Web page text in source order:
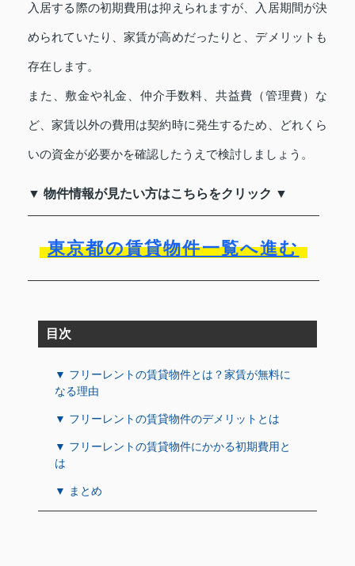
入居する際の初期費用は抑えられますが、入居期間が決
められていたり、家賃が高めだったりと、デメリットも
存在します。
また、敷金や礼金、仲介手数料、共益費（管理費）な
ど、家賃以外の費用は契約時に発生するため、どれくら
いの資金が必要かを確認したうえで検討しましょう。
▼ 物件情報が見たい方はこちらをクリック ▼
東京都の賃貸物件一覧へ進む
目次
▼ フリーレントの賃貸物件とは？家賃が無料に
なる理由
▼ フリーレントの賃貸物件のデメリットとは
▼ フリーレントの賃貸物件にかかる初期費用と
は
▼ まとめ